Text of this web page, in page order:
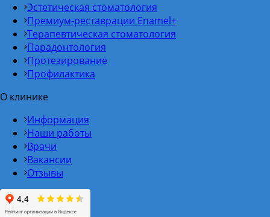
Эстетическая стоматология
Премиум-реставрации Enamel+
Терапевтическая стоматология
Парадонтология
Протезирование
Профилактика
О клинике
Информация
Наши работы
Врачи
Вакансии
Отзывы